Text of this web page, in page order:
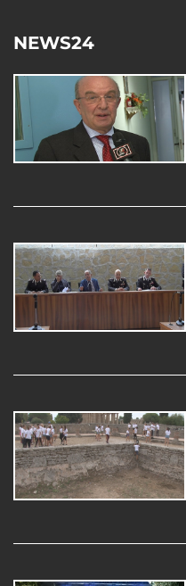
NEWS24